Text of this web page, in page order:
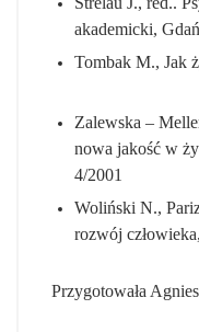
akademicki,
Tombak M., Jak
Zalewska –
nowa jakość w
4/2001
Woliński N.,
rozwój
Przygotowała